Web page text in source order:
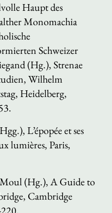
Haupt des
Monomachia
Schweizer
(Hg.),Strenae
, Wilhelm
Heidelberg,
L’épopée et ses
lumières, Paris,
(Hg.),A Guide to
Cambridge